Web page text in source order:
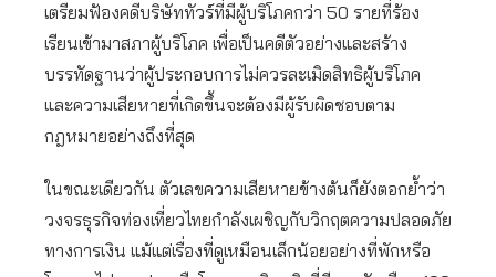
เตรียมฟ้องคดีบริษัททัวร์ที่มีผู้บริโภคกว่า 50 รายที่ร้อง
เรียนเข้ามาสภาผู้บริโภค เพื่อเป็นคดีตัวอย่างและสร้าง
บรรทัดฐานว่าผู้ประกอบการไม่ควรละเมิดสิทธิผู้บริโภค
และความเสียหายที่เกิดขึ้นจะต้องมีผู้รับผิดชอบตาม
กฎหมายอย่างถึงที่สุด
ในขณะเดียวกัน ตัวเลขความเสียหายข้างต้นก็ยังตอกย้ำว่า
วงจรธุรกิจท่องเที่ยวไทยกำลังเผชิญกับวิกฤตความปลอดภัย
ทางการเงิน แม้แต่เรื่องที่ดูเหมือนเล็กน้อยอย่างที่พักหรือ